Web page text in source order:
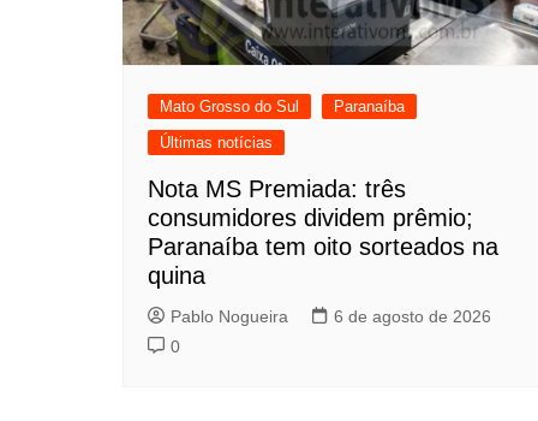
Mato Grosso do Sul
Paranaíba
Últimas notícias
Nota MS Premiada: três
consumidores dividem prêmio;
Paranaíba tem oito sorteados na
quina
Pablo Nogueira
6 de agosto de 2026
0